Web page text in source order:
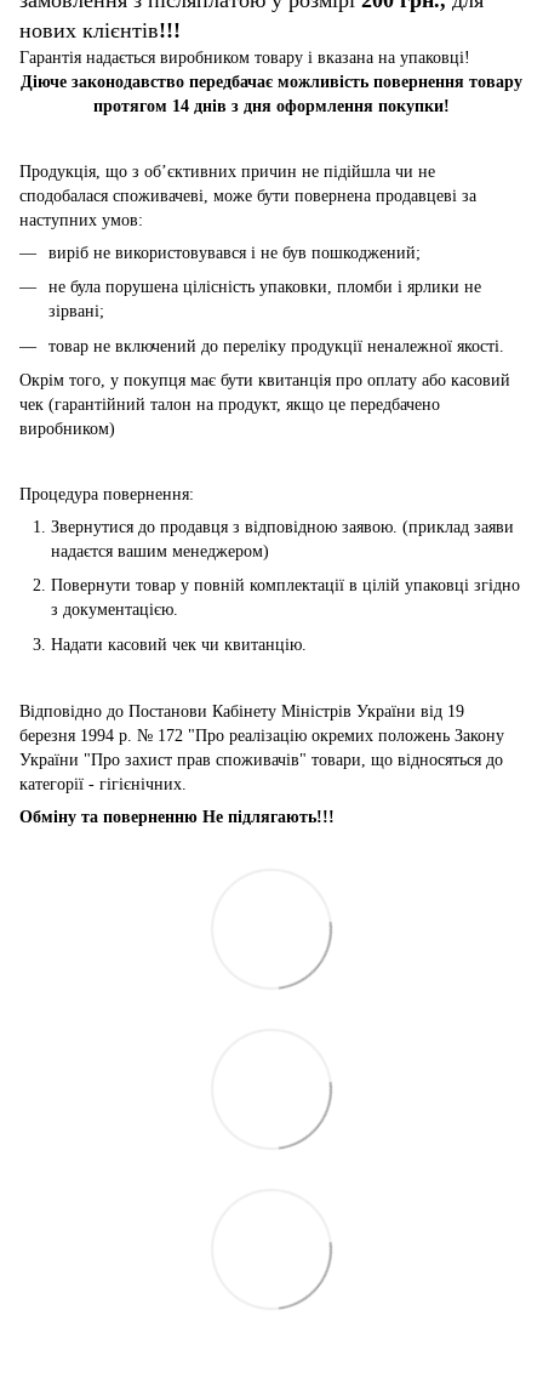
нових клієнтів!!!
Гарантія надається виробником товару і вказана на упаковці!
Діюче законодавство передбачає можливість повернення товару
протягом 14 днів з дня оформлення покупки!
Продукція, що з об’єктивних причин не підійшла чи не
сподобалася споживачеві, може бути повернена продавцеві за
наступних умов:
виріб не використовувався і не був пошкоджений;
не була порушена цілісність упаковки, пломби і ярлики не
зірвані;
товар не включений до переліку продукції неналежної якості.
Окрім того, у покупця має бути квитанція про оплату або касовий
чек (гарантійний талон на продукт, якщо це передбачено
виробником)
Процедура повернення:
Звернутися до продавця з відповідною заявою. (приклад заяви
надаєтся вашим менеджером)
Повернути товар у повній комплектації в цілій упаковці згідно
з документацією.
Надати касовий чек чи квитанцію.
Відповідно до Постанови Кабінету Міністрів України від 19
березня 1994 р. № 172 "Про реалізацію окремих положень Закону
України "Про захист прав споживачів" товари, що відносяться до
категорії - гігієнічних.
Обміну та поверненню Не підлягають!!!